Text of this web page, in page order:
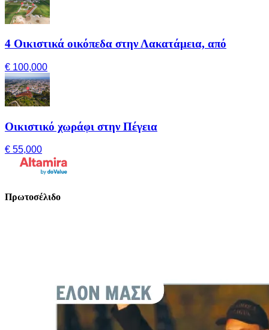
4 Οικιστικά οικόπεδα στην Λακατάμεια, από
€ 100,000
Οικιστικό χωράφι στην Πέγεια
€ 55,000
Πρωτοσέλιδο